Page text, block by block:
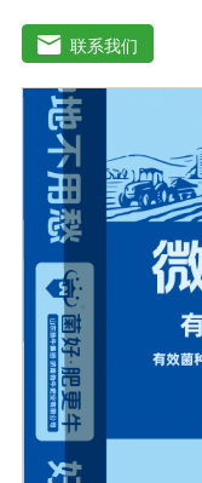
规模繁殖，在植物
害细菌的生命活动，
成，通过有益细菌
料、肥料、水、水
免农药残留对下一
物质也能分解植物
括温度、土壤湿度
当微生物菌肥的数
正常作用。只有在
挥正常作用。菌株
长的元素，从而提
用，通过有益细菌
壤中不溶性的磷和
可以大大提高作物
时，它还可以促进
同时，有益的细菌
子氨基酸、生长刺
联系我们